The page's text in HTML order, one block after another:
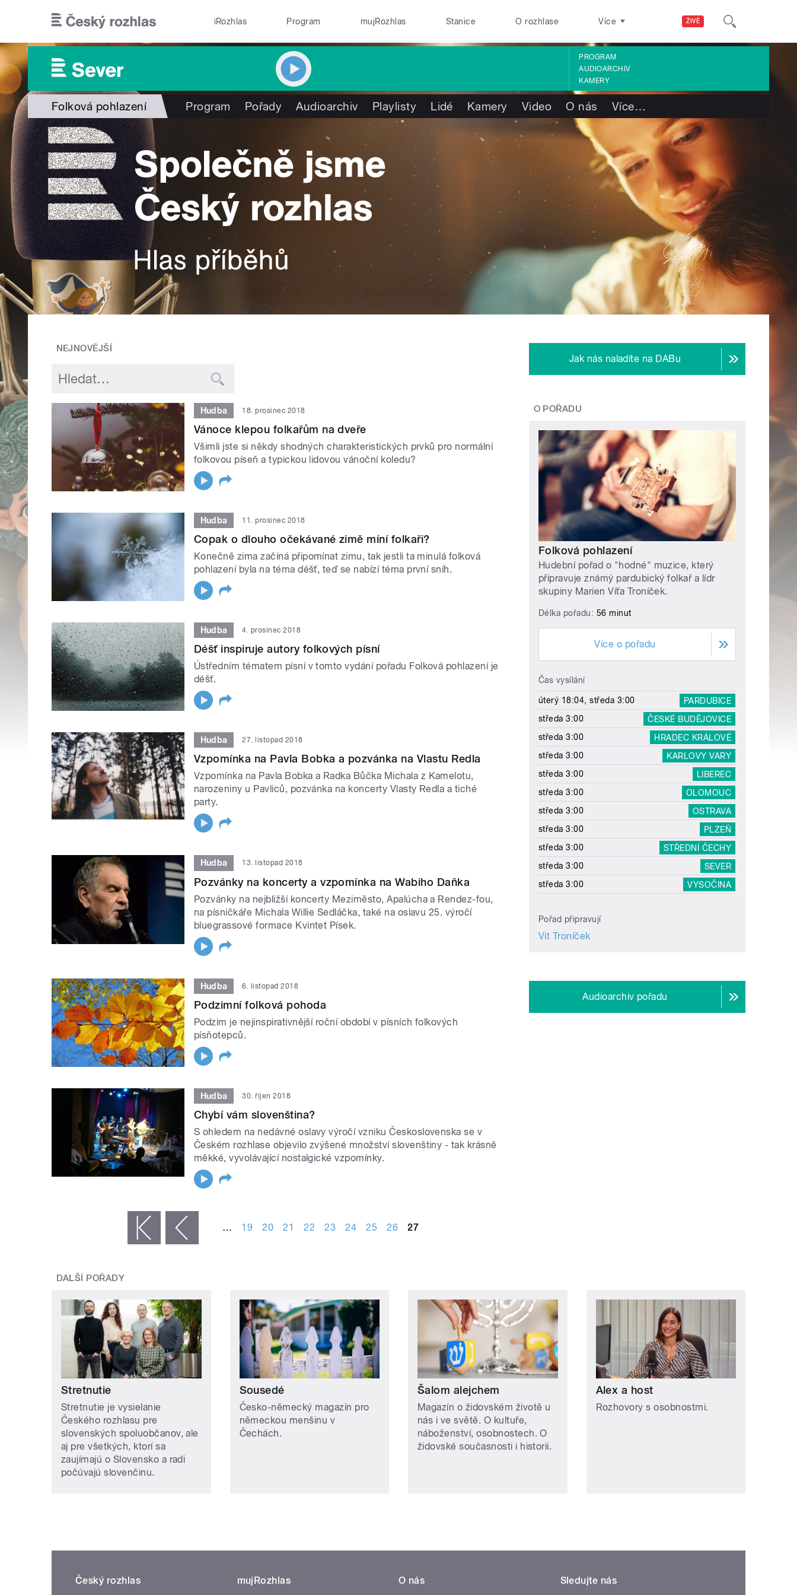
ŽIVĚ
iRozhlas Program mujRozhlas Stanice O rozhlase Více
PROGRAM
AUDIOARCHIV
KAMERY
Folková pohlazení Program Pořady Audioarchiv Playlisty Lidé Kamery Video O nás Více…
NEJNOVĚJŠÍ
Hudba 18. prosinec 2018
Vánoce klepou folkařům na dveře
Všimli jste si někdy shodných charakteristických prvků pro normální
folkovou píseň a typickou lidovou vánoční koledu?
Hudba 11. prosinec 2018
Copak o dlouho očekávané zimě míní folkaři?
Konečně zima začíná připomínat zimu, tak jestli ta minulá folková
pohlazení byla na téma déšť, teď se nabízí téma první sníh.
Hudba 4. prosinec 2018
Déšť inspiruje autory folkových písní
Ústředním tématem písní v tomto vydání pořadu Folková pohlazení je
déšť.
Hudba 27. listopad 2018
Vzpomínka na Pavla Bobka a pozvánka na Vlastu Redla
Vzpomínka na Pavla Bobka a Radka Bůčka Michala z Kamelotu,
narozeniny u Pavliců, pozvánka na koncerty Vlasty Redla a tiché
party.
Hudba 13. listopad 2018
Pozvánky na koncerty a vzpomínka na Wabiho Daňka
Pozvánky na nejbližší koncerty Meziměsto, Apalúcha a Rendez-fou,
na písničkáře Michala Willie Sedláčka, také na oslavu 25. výročí
bluegrassové formace Kvintet Písek.
Hudba 6. listopad 2018
Podzimní folková pohoda
Podzim je nejinspirativnější roční období v písních folkových
písňotepců.
Hudba 30. říjen 2018
Chybí vám slovenština?
S ohledem na nedávné oslavy výročí vzniku Československa se v
Českém rozhlase objevilo zvýšené množství slovenštiny - tak krásně
měkké, vyvolávající nostalgické vzpomínky.
‹ předchozí … 19 20 21 22 23 24 25 26 27
Jak nás naladíte na DABu
O POŘADU
Folková pohlazení
Hudební pořad o "hodné" muzice, který
připravuje známý pardubický folkař a lídr
skupiny Marien Víťa Troníček.
Délka pořadu: 56 minut
Více o pořadu
Čas vysílání
úterý 18:04, středa 3:00
PARDUBICE
středa 3:00
ČESKÉ BUDĚJOVICE
středa 3:00
HRADEC KRÁLOVÉ
středa 3:00
KARLOVY VARY
středa 3:00
LIBEREC
středa 3:00
OLOMOUC
středa 3:00
OSTRAVA
středa 3:00
PLZEŇ
středa 3:00
STŘEDNÍ ČECHY
středa 3:00
SEVER
středa 3:00
VYSOČINA
Pořad připravují
Vít Troníček
Audioarchiv pořadu
DALŠÍ POŘADY
Stretnutie
Stretnutie je vysielanie
Českého rozhlasu pre
slovenských spoluobčanov, ale
aj pre všetkých, ktorí sa
zaujímajú o Slovensko a radi
počúvajú slovenčinu.
Sousedé
Česko-německý magazín pro
německou menšinu v
Čechách.
Šalom alejchem
Magazín o židovském životě u
nás i ve světě. O kultuře,
náboženství, osobnostech. O
židovské současnosti i historii.
Alex a host
Rozhovory s osobnostmi.
Český rozhlas mujRozhlas O nás Sledujte nás